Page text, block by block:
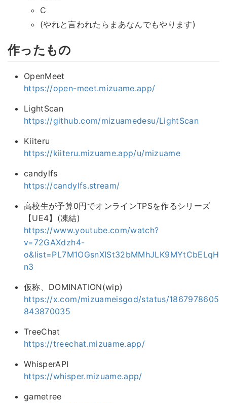
C
(やれと言われたらまあなんでもやります)
作ったもの
OpenMeet
https://open-meet.mizuame.app/
LightScan
https://github.com/mizuamedesu/LightScan
Kiiteru
https://kiiteru.mizuame.app/u/mizuame
candylfs
https://candylfs.stream/
高校生が予算0円でオンラインTPSを作るシリーズ
【UE4】(凍結)
https://www.youtube.com/watch?
v=72GAXdzh4-
o&list=PL7M1OGsnXISt32bMMhJLK9MYtCbELqH
n3
仮称、DOMINATION(wip)
https://x.com/mizuameisgod/status/1867978605
843870035
TreeChat
https://treechat.mizuame.app/
WhisperAPI
https://whisper.mizuame.app/
gametree